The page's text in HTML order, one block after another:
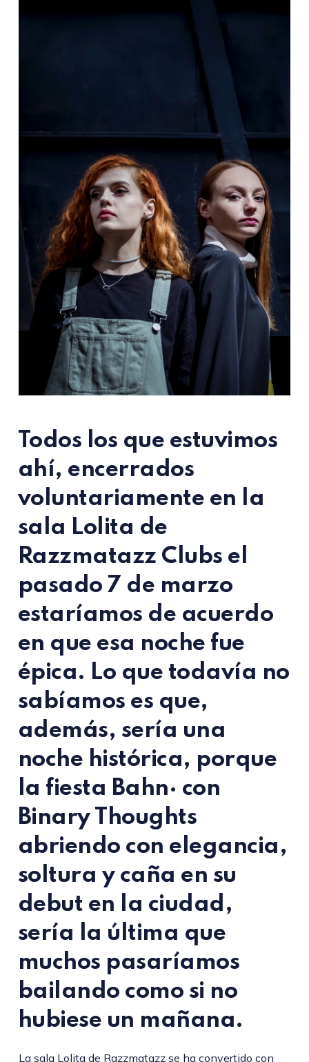
Todos los que estuvimos
ahí, encerrados
voluntariamente en la
sala Lolita de
Razzmatazz Clubs el
pasado 7 de marzo
estaríamos de acuerdo
en que esa noche fue
épica. Lo que todavía no
sabíamos es que,
además, sería una
noche histórica, porque
la fiesta Bahn· con
Binary Thoughts
abriendo con elegancia,
soltura y caña en su
debut en la ciudad,
sería la última que
muchos pasaríamos
bailando como si no
hubiese un mañana.
La sala Lolita de Razzmatazz se ha convertido con